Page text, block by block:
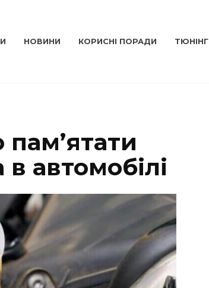
НОВИНИ КОРИСНІ ПОРАДИ ТЮНІНГ
автомобілі